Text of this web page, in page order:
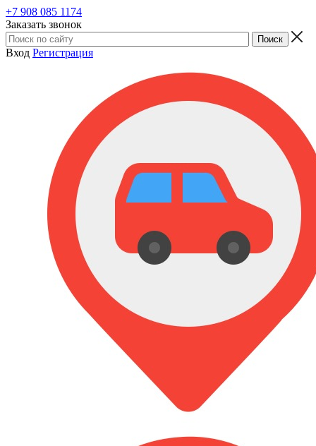
+7 908 085 1174
Заказать звонок
Вход Регистрация